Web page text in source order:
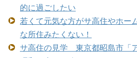
的に過ごしたい
若くて元気な方がサ高住やホ
な所住みたくない！
サ高住の見学 東京都昭島市「